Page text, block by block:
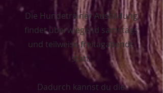
Die Hundetrainer Ausbildung
findet überwiegend samstags
und teilweise freitagabends
statt.
Dadurch kannst du die